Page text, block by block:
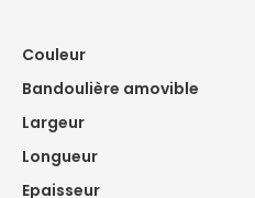
Couleur
Bandoulière amovible
Largeur
Longueur
Epaisseur